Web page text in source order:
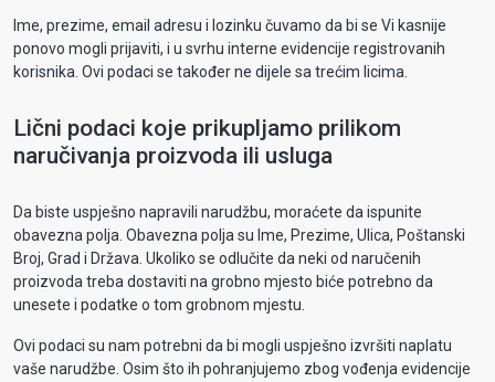
Ime, prezime, email adresu i lozinku čuvamo da bi se Vi kasnije
ponovo mogli prijaviti, i u svrhu interne evidencije registrovanih
korisnika. Ovi podaci se također ne dijele sa trećim licima.
Lični podaci koje prikupljamo prilikom
naručivanja proizvoda ili usluga
Da biste uspješno napravili narudžbu, moraćete da ispunite
obavezna polja. Obavezna polja su Ime, Prezime, Ulica, Poštanski
Broj, Grad i Država. Ukoliko se odlučite da neki od naručenih
proizvoda treba dostaviti na grobno mjesto biće potrebno da
unesete i podatke o tom grobnom mjestu.
Ovi podaci su nam potrebni da bi mogli uspješno izvršiti naplatu
vaše narudžbe. Osim što ih pohranjujemo zbog vođenja evidencije